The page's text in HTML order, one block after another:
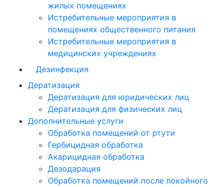
жилых помещениях
Истребительные мероприятия в
помещениях общественного питания
Истребительные мероприятия в
медицинских учреждениях
Дезинфекция
Дератизация
Дератизация для юридических лиц
Дератизация для физических лиц
Дополнительные услуги
Обработка помещений от ртути
Гербицидная обработка
Акарицидная обработка
Дезодарация
Обработка помещений после покойного